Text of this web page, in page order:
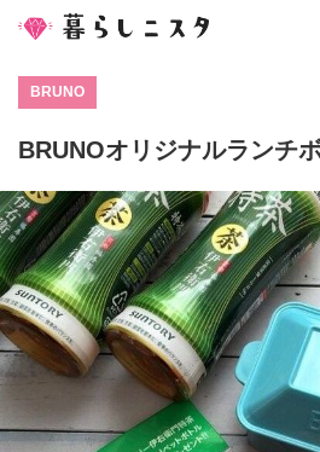
BRUNO
BRUNOオリジナルランチ